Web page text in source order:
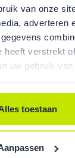
van onze
adverteren
heeft verstrekt
uw gebruik
toestaan